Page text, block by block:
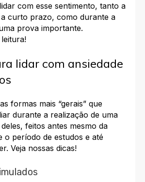
com esse sentimento, tanto a
curto prazo, como durante a
prova importante.
lidar com ansiedade
formas mais “gerais” que
durante a realização de uma
feitos antes mesmo da
o período de estudos e até
Veja nossas dicas!